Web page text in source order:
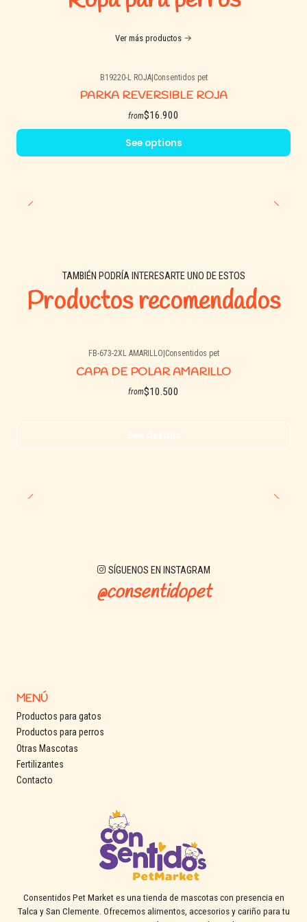
Ver más productos
B19220-L ROJA| Consentidos pet
PARKA REVERSIBLE ROJA
from$16.900
See options
TAMBIÉN PODRÍA INTERESARTE UNO DE ESTOS
Productos recomendados
FB-673-2XL AMARILLO Consentidos pet
CAPA DE POLAR AMARILLO
from$10.500
See details
SÍGUENOS EN INSTAGRAM
@consentidopet
MENÚ
Productos para gatos
Productos para perros
Otras Mascotas
Fertilizantes
Contacto
Consentidos Pet Market es una tienda de mascotas con presencia en
Talca y San Clemente. Ofrecemos alimentos, accesorios y cariño para tu